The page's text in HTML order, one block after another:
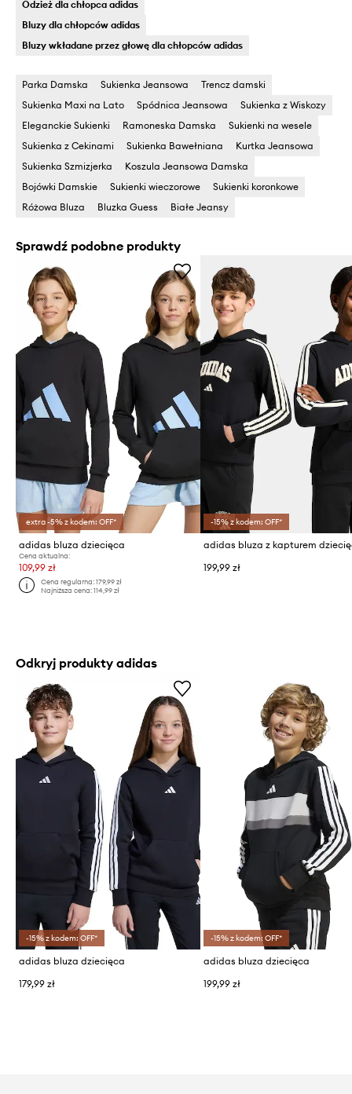
Odzież dla chłopca adidas
Bluzy dla chłopców adidas
Bluzy wkładane przez głowę dla chłopców adidas
Parka Damska Sukienka Jeansowa
Trencz damski
Sukienka Maxi na Lato
Spódnica Jeansowa
Sukienka z Wiskozy
Eleganckie Sukienki
Ramoneska Damska
Sukienki na wesele
Sukienka z Cekinami
Sukienka Bawełniana
Kurtka Jeansowa
Sukienka Szmizjerka
Koszula Jeansowa Damska
Bojówki Damskie
Sukienki wieczorowe
Sukienki koronkowe
Różowa Bluza
Bluzka Guess Białe Jeansy
Sprawdź podobne produkty
extra -5% z kodem: OFF*
adidas bluza dziecięca
Cena aktualna:
109,99 zł
Cena regularna:179,99 zł
Najniższa cena:114,99 zł
-15% z kodem: OFF*
199,99 zł
Odkryj produkty adidas
-15% z kodem: OFF*
adidas bluza dziecięca
179,99 zł
-15% z kodem: OFF*
adidas bluza dziecięca
199,99 zł